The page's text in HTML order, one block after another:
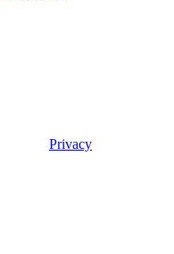
Privacy